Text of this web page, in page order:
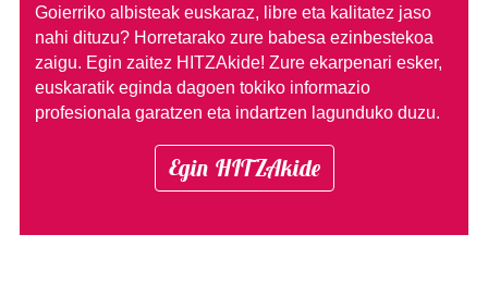
Goierriko albisteak euskaraz, libre eta kalitatez jaso
nahi dituzu? Horretarako zure babesa ezinbestekoa
zaigu. Egin zaitez HITZAkide! Zure ekarpenari esker,
euskaratik eginda dagoen tokiko informazio
profesionala garatzen eta indartzen lagunduko duzu.
Egin HITZAkide